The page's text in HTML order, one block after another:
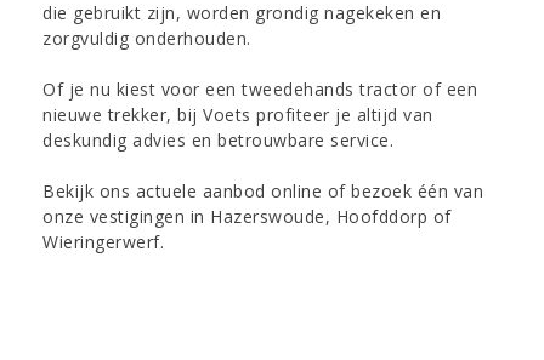
die gebruikt zijn, worden grondig nagekeken en
zorgvuldig onderhouden.
Of je nu kiest voor een tweedehands tractor of een
nieuwe trekker, bij Voets profiteer je altijd van
deskundig advies en betrouwbare service.
Bekijk ons actuele aanbod online of bezoek één van
onze vestigingen in Hazerswoude, Hoofddorp of
Wieringerwerf.